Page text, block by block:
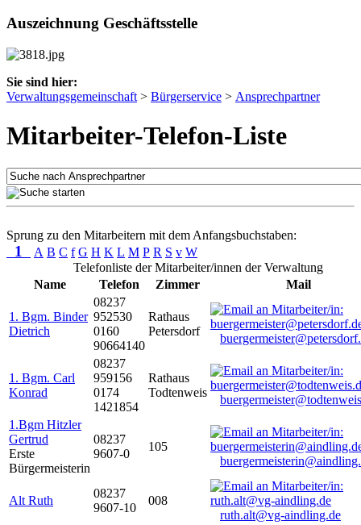
Auszeichnung Geschäftsstelle
Sie sind hier:
Verwaltungsgemeinschaft > Bürgerservice > Ansprechpartner
Mitarbeiter-Telefon-Liste
Sprung zu den Mitarbeitern mit dem Anfangsbuchstaben:
1 A B C f G H K L M P R S v W
Telefonliste der Mitarbeiter/innen der Verwaltung
Name
Telefon Zimmer Mail
1. Bgm. Binder
Dietrich
08237
952530
0160
90664140
Rathaus
Petersdorf
1. Bgm. Carl
Konrad
08237
959156
0174
1421854
Rathaus
Todtenweis
1.Bgm Hitzler
Gertrud
Erste
Bürgermeisterin
08237
9607-0
105
Alt Ruth
08237
9607-10
008
ruth.alt@vg-aindling.de